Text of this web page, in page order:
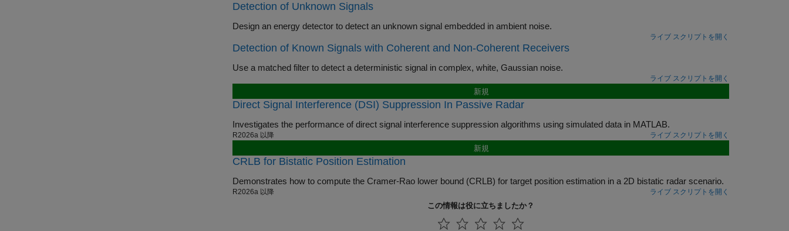
Detection of Unknown Signals
Design an energy detector to detect an unknown signal embedded in ambient noise.
ライブ スクリプトを開く
Detection of Known Signals with Coherent and Non-Coherent Receivers
Use a matched filter to detect a deterministic signal in complex, white, Gaussian noise.
ライブ スクリプトを開く
新規
Direct Signal Interference (DSI) Suppression In Passive Radar
Investigates the performance of direct signal interference suppression algorithms using simulated data in MATLAB.
R2026a 以降 ライブ スクリプトを開く
新規
CRLB for Bistatic Position Estimation
Demonstrates how to compute the Cramer-Rao lower bound (CRLB) for target position estimation in a 2D bistatic radar scenario.
R2026a 以降 ライブ スクリプトを開く
この情報は役に立ちましたか？